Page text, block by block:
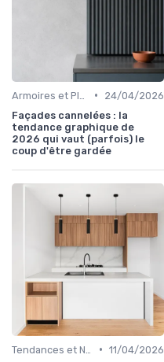
•
24/04/2026
Façades cannelées : la
tendance graphique de
2026 qui vaut (parfois) le
coup d'être gardée
• 11/04/2026